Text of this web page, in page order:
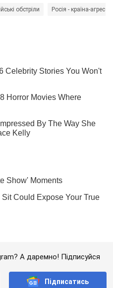
обстріли Росія - країна-агресор
А даремно! Підписуйся
Підписатись